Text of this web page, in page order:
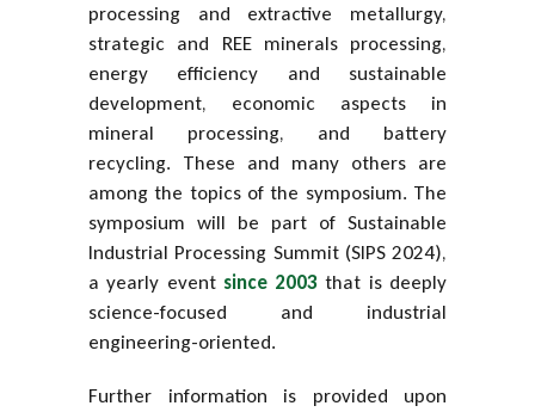
processing and extractive metallurgy,
strategic and REE minerals processing,
energy efficiency and sustainable
development, economic aspects in
mineral processing, and battery
recycling. These and many others are
among the topics of the symposium. The
symposium will be part of Sustainable
Industrial Processing Summit (SIPS 2024),
a yearly event since 2003that is deeply
science-focused and industrial
engineering-oriented.
Further information is provided upon